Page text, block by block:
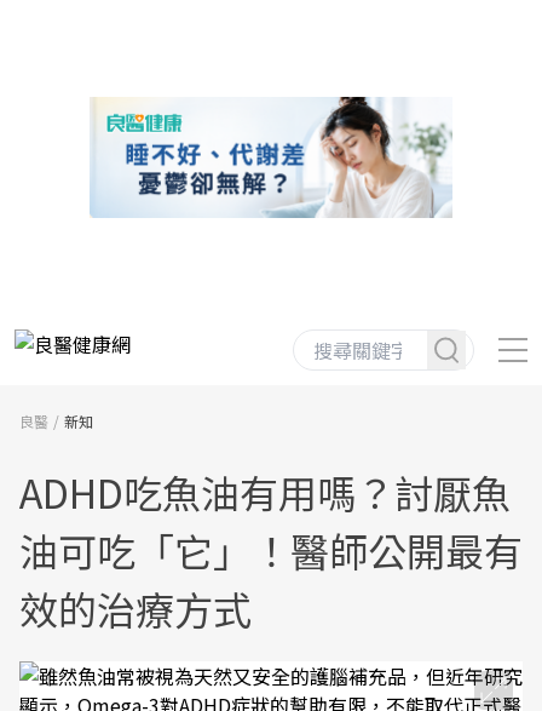
良醫 新知
ADHD吃魚油有用嗎？討厭魚
油可吃「它」！醫師公開最有
效的治療方式